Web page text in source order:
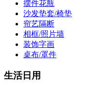
摆件花瓶
沙发垫套/椅垫
帘艺隔断
相框/照片墙
装饰字画
桌布/罩件
生活日用